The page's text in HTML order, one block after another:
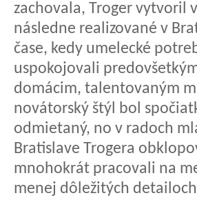
zachovala, Troger vytvoril
následne realizované v
čase, kedy umelecké
uspokojovali
domácim, talentovaným
novátorský štýl bol
odmietaný, no v radoch
Bratislave Trogera
mnohokrát pracovali na
menej dôležitých